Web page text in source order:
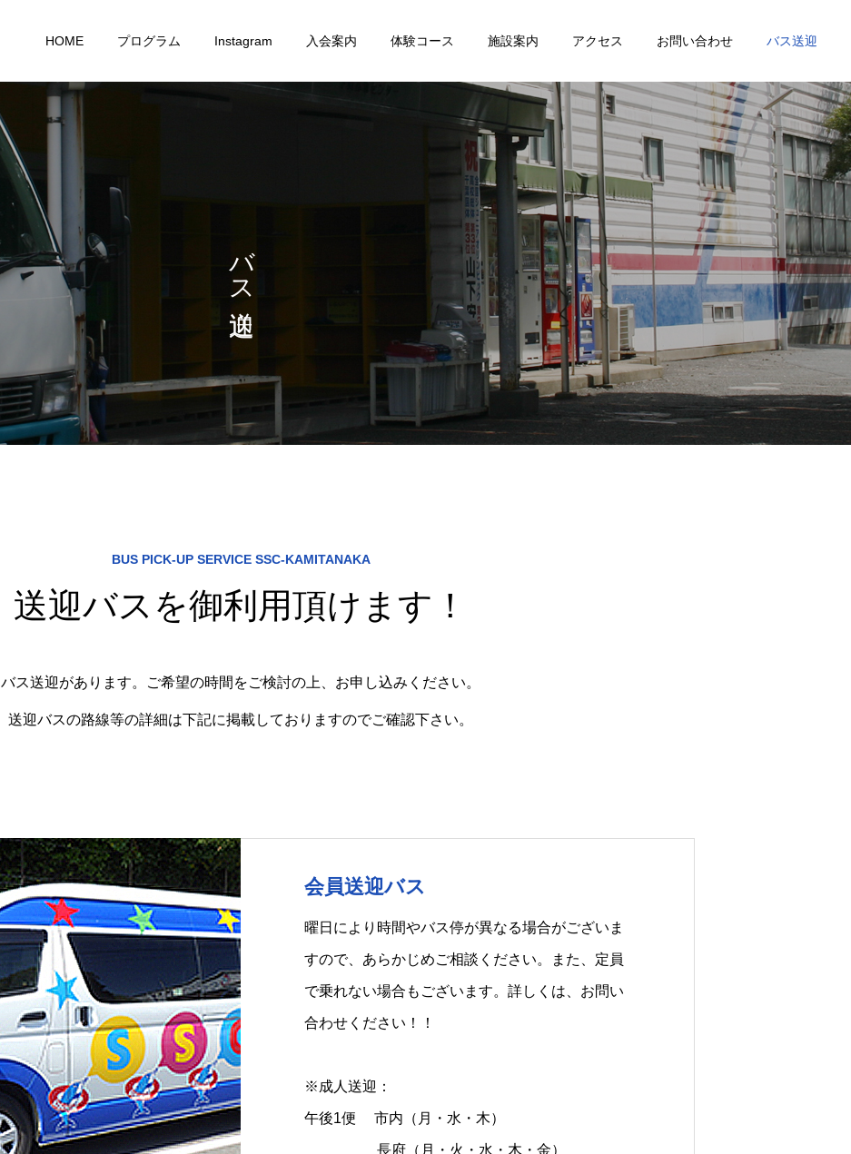
HOME プログラム Instagram 入会案内 体験コース 施設案内 アクセス お問い合わせ バス送迎
詳細を見る
バス送迎
BUS PICK-UP SERVICE SSC-KAMITANAKA
送迎バスを御利用頂けます！
バス送迎があります。ご希望の時間をご検討の上、お申し込みください。
送迎バスの路線等の詳細は下記に掲載しておりますのでご確認下さい。
会員送迎バス
曜日により時間やバス停が異なる場合がございま
すので、あらかじめご相談ください。また、定員
で乗れない場合もございます。詳しくは、お問い
合わせください！！
※成人送迎：
午後1便 市内（月・水・木）
長府（月・火・水・木・金）